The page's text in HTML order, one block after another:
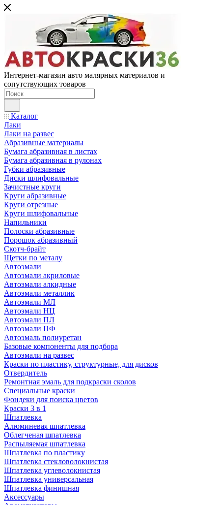
Интернет-магазин авто малярных материалов и
сопутствующих товаров
Каталог
Лаки
Лаки на развес
Абразивные материалы
Бумага абразивная в листах
Бумага абразивная в рулонах
Губки абразивные
Диски шлифовальные
Зачистные круги
Круги абразивные
Круги отрезные
Круги шлифовальные
Напильники
Полоски абразивные
Порошок абразивный
Скотч-брайт
Щетки по металу
Автоэмали
Автоэмали акриловые
Автоэмали алкидные
Автоэмали металлик
Автоэмали МЛ
Автоэмали НЦ
Автоэмали ПЛ
Автоэмали ПФ
Автоэмаль полиуретан
Базовые компоненты для подбора
Автоэмали на развес
Краски по пластику, структурные, для дисков
Отвердитель
Ремонтная эмаль для подкраски сколов
Специальные краски
Фондеки для поиска цветов
Краски 3 в 1
Шпатлевка
Алюминевая шпатлевка
Облегченая шпатлевка
Распыляемая шпатлевка
Шпатлевка по пластику
Шпатлевка стекловолокнистая
Шпатлевка углеволокнистая
Шпатлевка универсальная
Шпатлевка финишная
Аксессуары